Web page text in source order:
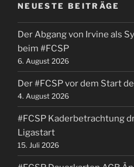
–
#FCSP
Heimsieg
gegen
Bielefeld“
NEUESTE BEITRÄGE
Der Abgang von Irvine als
beim #FCSP
6. August 2026
Der #FCSP vor dem Start
4. August 2026
#FCSP Kaderbetrachtung
Ligastart
15. Juli 2026